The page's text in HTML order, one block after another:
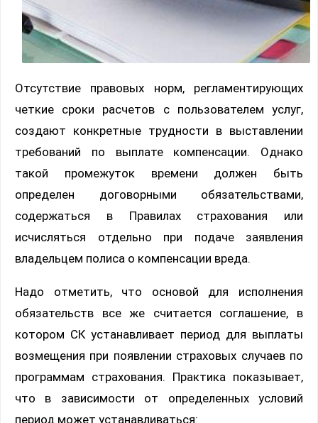
Отсутствие правовых норм, регламентирующих
четкие сроки расчетов с пользователем услуг,
создают конкретные трудности в выставлении
требований по выплате компенсации. Однако
такой промежуток времени должен быть
определен договорными обязательствами,
содержаться в Правилах страхования или
исчисляться отдельно при подаче заявления
владельцем полиса о компенсации вреда.
Надо отметить, что основой для исполнения
обязательств все же считается соглашение, в
котором СК устанавливает период для выплаты
возмещения при появлении страховых случаев по
программам страхования. Практика показывает,
что в зависимости от определенных условий
период может устанавливаться: